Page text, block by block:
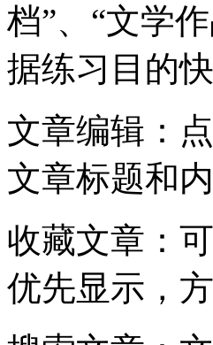
档”、“文学
据练习目的快
文章编辑：
文章标题和
收藏文章：
优先显示，